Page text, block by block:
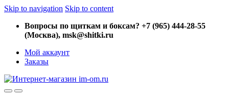
Skip to navigation Skip to content
Вопросы по щиткам и боксам? +7 (965) 444-28-55
(Москва), msk@shitki.ru
Мой аккаунт
Заказы